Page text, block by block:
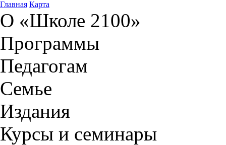
Главная Карта
О «Школе 2100»
Программы
Педагогам
Семье
Издания
Курсы и семинары